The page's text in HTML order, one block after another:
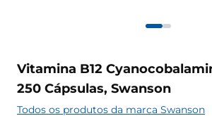
Vitamina B12
250 Cápsulas, Swanson
Todos os produtos da marca Swanson